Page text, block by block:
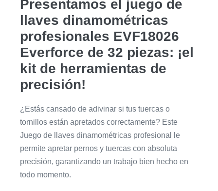
Presentamos el juego de
llaves dinamométricas
profesionales EVF18026
Everforce de 32 piezas: ¡el
kit de herramientas de
precisión!
¿Estás cansado de adivinar si tus tuercas o
tornillos están apretados correctamente? Este
Juego de llaves dinamométricas profesional le
permite apretar pernos y tuercas con absoluta
precisión, garantizando un trabajo bien hecho en
todo momento.